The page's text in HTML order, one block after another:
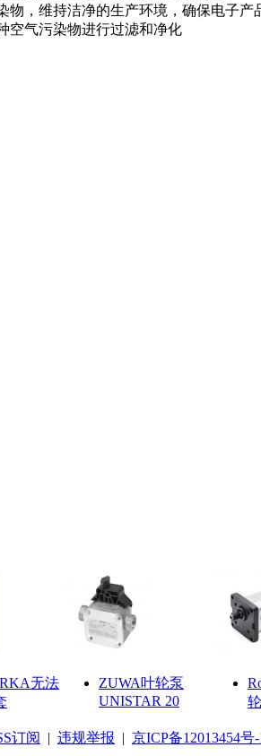
，维持洁净的生产环境，确保电子产
空气污染物进行过滤和净化
无法
ZUWA叶轮泵
UNISTAR 20
订阅 | 违规举报 | 京ICP备12013454号-